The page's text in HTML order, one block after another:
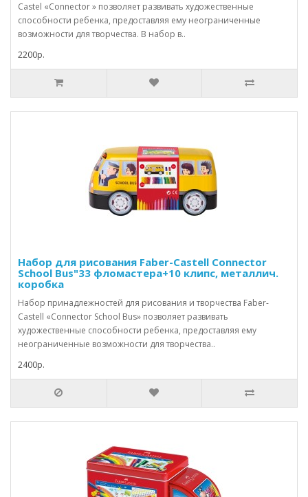
Castel «Connector » позволяет развивать художественные
способности ребенка, предоставляя ему неограниченные
возможности для творчества. В набор в..
2200р.
Набор для рисования Faber-Castell Connector
School Bus"33 фломастера+10 клипc, металлич.
коробка
Набор принадлежностей для рисования и творчества Faber-
Castell «Connector School Bus» позволяет развивать
художественные способности ребенка, предоставляя ему
неограниченные возможности для творчества..
2400р.